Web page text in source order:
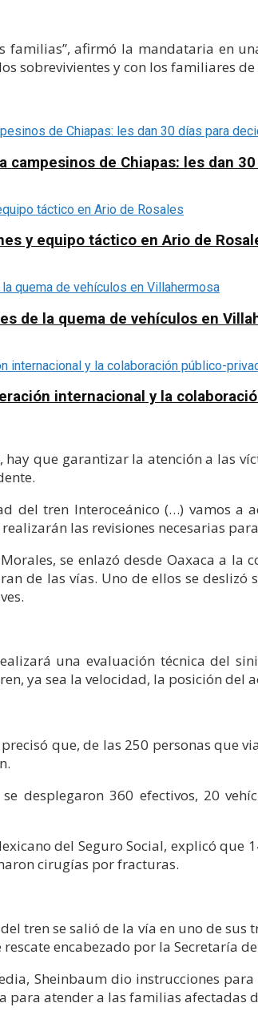
familias”, afirmó la mandataria en
sobrevivientes y con los familiares
campesinos de Chiapas: les dan
y equipo táctico en Ario de
de la quema de vehículos en
internacional y la
que garantizar la atención a las
del tren Interoceánico (…) vamos
las revisiones necesarias
se enlazó desde Oaxaca a
de las vías. Uno de ellos se
una evaluación técnica del
ya sea la velocidad, la posición del
que, de las 250 personas que
desplegaron 360 efectivos, 20
del Seguro Social, explicó
cirugías por fracturas.
tren se salió de la vía en uno de
encabezado por la Secretaría
Sheinbaum dio instrucciones
para atender a las familias afectadas